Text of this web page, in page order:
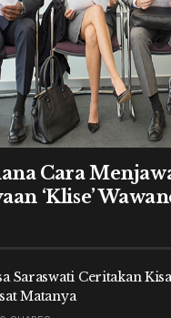
Cara
‘Klise’
Saraswati Ceritakan
Matanya